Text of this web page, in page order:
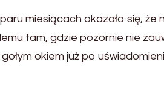
miesiącach okazało się, że
tam, gdzie pozornie nie
okiem już po